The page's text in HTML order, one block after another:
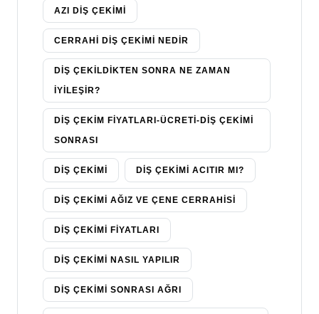
AZI DIŞ ÇEKIMI
CERRAHI DIŞ ÇEKIMI NEDIR
DIŞ ÇEKILDIKTEN SONRA NE ZAMAN
İYILEŞIR?
DIŞ ÇEKIM FIYATLARI-ÜCRETI-DIŞ ÇEKIMI
SONRASI
DIŞ ÇEKIMI DIŞ ÇEKIMI ACITIR MI?
DIŞ ÇEKIMI AĞIZ VE ÇENE CERRAHISI
DIŞ ÇEKIMI FIYATLARI
DIŞ ÇEKIMI NASIL YAPILIR
DIŞ ÇEKIMI SONRASI AĞRI